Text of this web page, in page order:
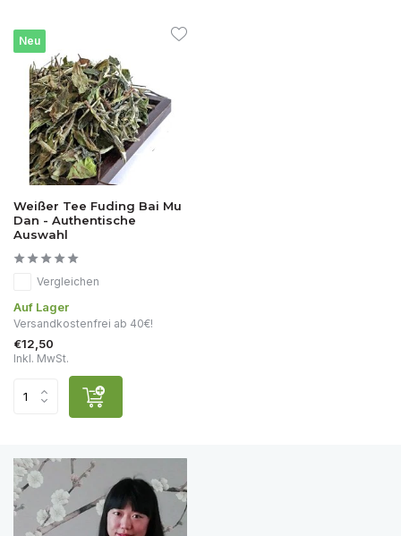
Neu
Weißer Tee Fuding Bai Mu
Dan - Authentische
Auswahl
Vergleichen
Auf Lager
Versandkostenfrei ab 40€!
€12,50
Inkl. MwSt.